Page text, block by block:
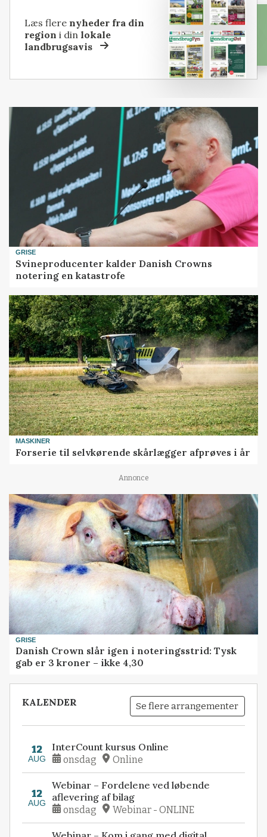
Læs flere nyheder fra din
region i dinlokale
landbrugsavis
GRISE
Svineproducenter kalder Danish Crowns
notering en katastrofe
MASKINER
Forserie til selvkørende skårlægger afprøves i år
Annonce
GRISE
Danish Crown slår igen i noteringsstrid: Tysk
gab er 3 kroner – ikke 4,30
KALENDER Se flere arrangementer
12
AUG
InterCount kursus Online
onsdag Online
12
AUG
Webinar – Fordelene ved løbende
aflevering af bilag
onsdag Webinar - ONLINE